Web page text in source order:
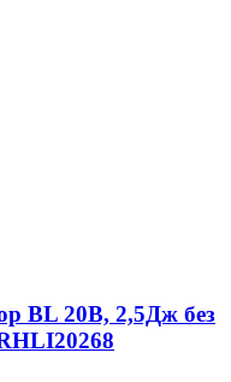
BL 20В, 2,5Дж без